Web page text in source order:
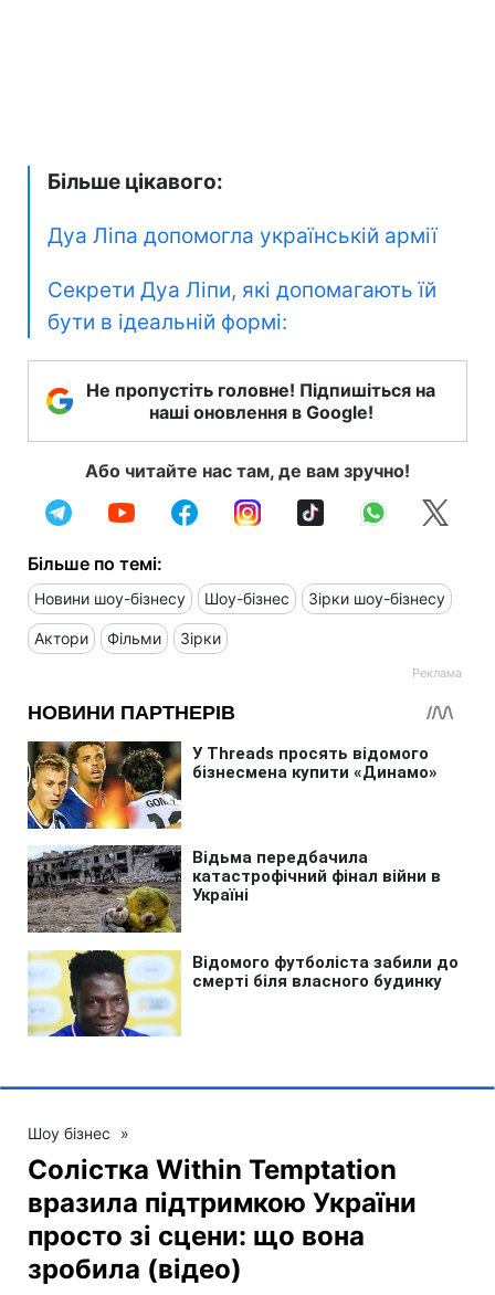
Більше цікавого:
Дуа Ліпа допомогла українській армії
Секрети Дуа Ліпи, які допомагають їй
бути в ідеальній формі:
Не пропустіть головне! Підпишіться на
наші оновлення в Google!
Або читайте нас там, де вам зручно!
Більше по темі:
Новини шоу-бізнесу Шоу-бізнес Зірки шоу-бізнесу
Актори Фільми Зірки
Шоу бізнес »
Солістка Within Temptation
вразила підтримкою України
просто зі сцени: що вона
зробила (відео)